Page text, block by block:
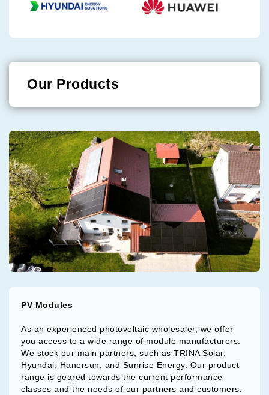
Our Products
PV Modules
As an experienced photovoltaic wholesaler, we offer
you access to a wide range of module manufacturers.
We stock our main partners, such as TRINA Solar,
Hyundai, Hanersun, and Sunrise Energy. Our product
range is geared towards the current performance
classes and the needs of our partners and customers.